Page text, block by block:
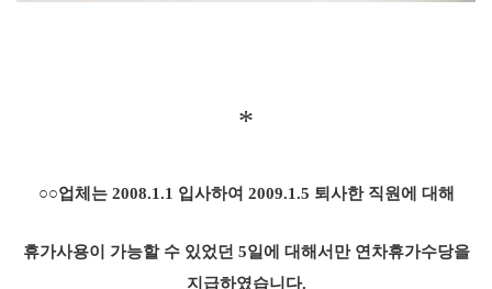
​*
○○업체는 2008.1.1 입사하여 2009.1.5 퇴사한 직원에 대해
휴가사용이 가능할 수 있었던 5일에 대해서만 연차휴가수당을
지급하였습니다.